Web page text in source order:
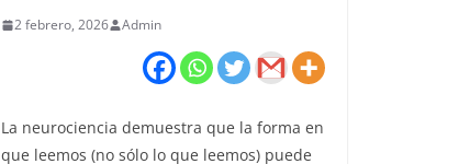
2 febrero, 2026 Admin
La neurociencia demuestra que la forma en
que leemos (no sólo lo que leemos) puede